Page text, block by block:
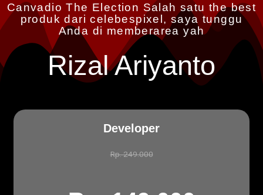
Canvadio The Election Salah satu the best
produk dari celebespixel, saya tunggu
Anda di memberarea yah
Rizal Ariyanto
Developer
Rp. 249.000